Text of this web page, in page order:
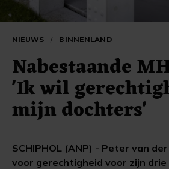
NIEUWS / BINNENLAND
Nabestaande
'Ik wil
mijn dochters'
SCHIPHOL (ANP) - Peter van
voor gerechtigheid voor zijn drie